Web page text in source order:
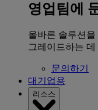
영업팀에
올바른 솔루션
그레이드하는
문의하기
대기업용
리소스